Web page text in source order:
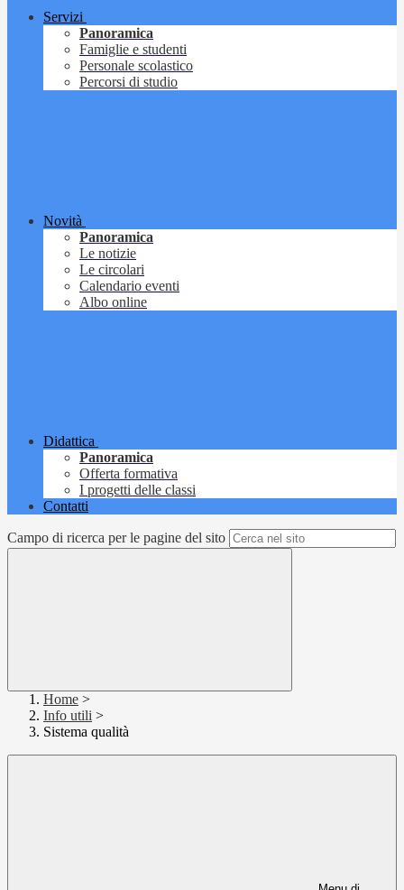
Servizi
Panoramica
Famiglie e studenti
Personale scolastico
Percorsi di studio
Novità
Panoramica
Le notizie
Le circolari
Calendario eventi
Albo online
Didattica
Panoramica
Offerta formativa
I progetti delle classi
Contatti
Campo di ricerca per le pagine del sito
Home >
Info utili >
Sistema qualità